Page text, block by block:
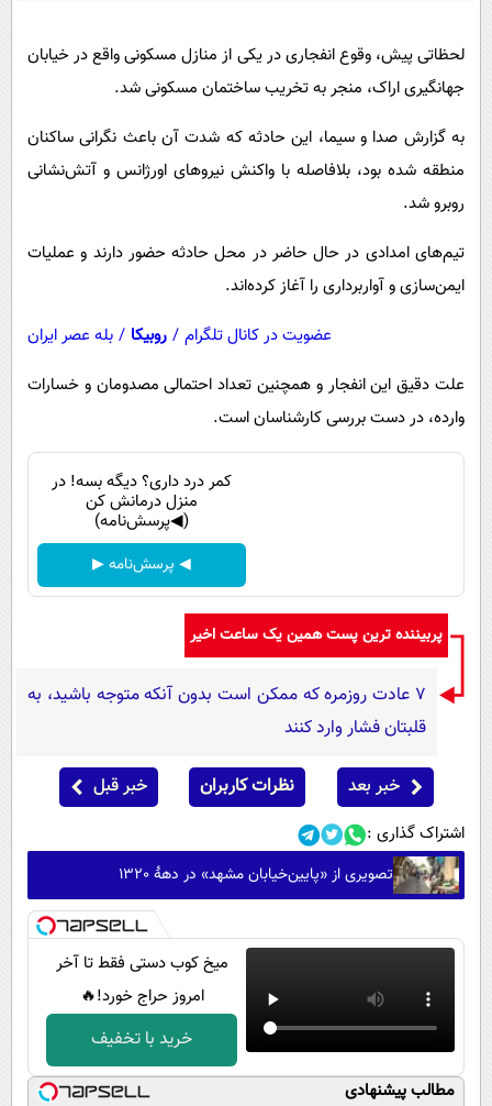
فناوری
گوناگون
حوادث
محیط زیست
فرهنگی
بین الملل
اجتماعی
حیات وحش
سیاست خارجی
روانشناسی
آشپزی
دانلود
لحظاتی پیش، وقوع انفجاری در یکی از منازل مسکونی واقع در خیابان
جهانگیری اراک، منجر به تخریب ساختمان مسکونی شد.
به گزارش صدا و سیما، این حادثه که شدت آن باعث نگرانی ساکنان
منطقه شده بود، بلافاصله با واکنش نیروهای اورژانس و آتش‌نشانی
روبرو شد.
تیم‌های امدادی در حال حاضر در محل حادثه حضور دارند و عملیات
ایمن‌سازی و آواربرداری را آغاز کرده‌اند.
عضویت در کانال تلگرام / روبیکا / بله عصر ایران
علت دقیق این انفجار و همچنین تعداد احتمالی مصدومان و خسارات
وارده، در دست بررسی کارشناسان است.
کمر درد داری؟ دیگه بسه! در
منزل درمانش کن
(◀پرسش‌نامه)
◀ پرسش‌نامه ▶
پربیننده ترین پست همین یک ساعت اخیر
۷ عادت روزمره که ممکن است بدون آنکه متوجه باشید، به
قلبتان فشار وارد کنند
خبر بعد نظرات کاربران خبر قبل
اشتراک گذاری :
تصویری از «پایین‌خیابان مشهد» در دهۀ 1320
میخ کوب دستی فقط تا آخر
امروز حراج خورد!🔥
خرید با تخفیف
مطالب پیشنهادی